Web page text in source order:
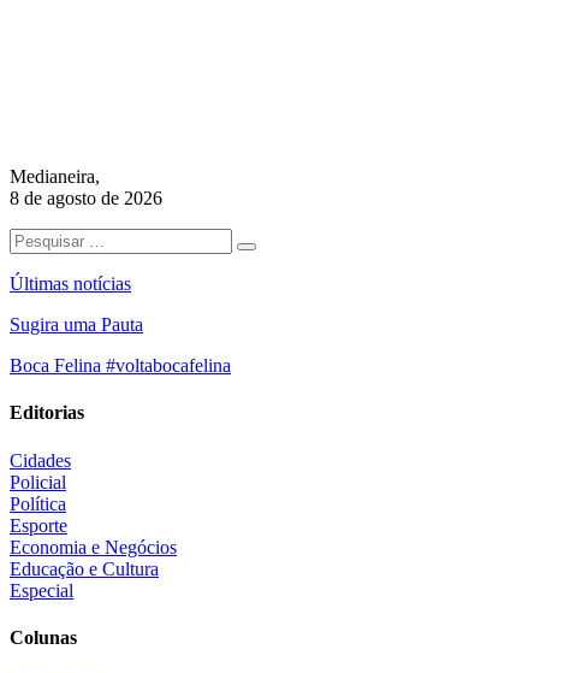
Medianeira,
8 de agosto de 2026
Últimas notícias
Sugira uma Pauta
Boca Felina #voltabocafelina
Editorias
Cidades
Policial
Política
Esporte
Economia e Negócios
Educação e Cultura
Especial
Colunas